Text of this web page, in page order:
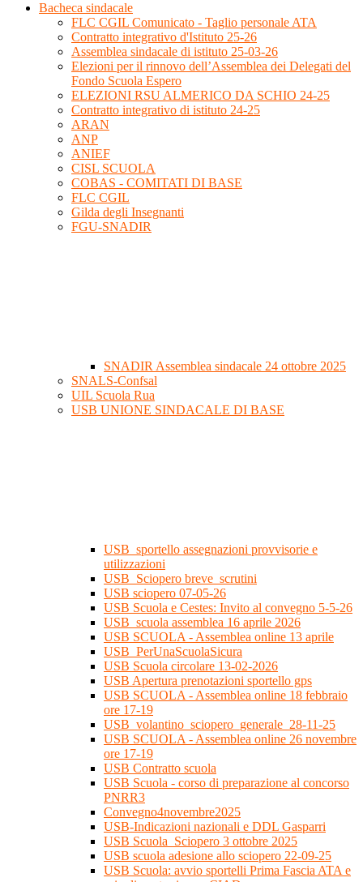
Bacheca sindacale
FLC CGIL Comunicato - Taglio personale ATA
Contratto integrativo d'Istituto 25-26
Assemblea sindacale di istituto 25-03-26
Elezioni per il rinnovo dell’Assemblea dei Delegati del
Fondo Scuola Espero
ELEZIONI RSU ALMERICO DA SCHIO 24-25
Contratto integrativo di istituto 24-25
ARAN
ANP
ANIEF
CISL SCUOLA
COBAS - COMITATI DI BASE
FLC CGIL
Gilda degli Insegnanti
FGU-SNADIR
SNADIR Assemblea sindacale 24 ottobre 2025
SNALS-Confsal
UIL Scuola Rua
USB UNIONE SINDACALE DI BASE
USB_sportello assegnazioni provvisorie e
utilizzazioni
USB_Sciopero breve_scrutini
USB sciopero 07-05-26
USB Scuola e Cestes: Invito al convegno 5-5-26
USB_scuola assemblea 16 aprile 2026
USB SCUOLA - Assemblea online 13 aprile
USB_PerUnaScuolaSicura
USB Scuola circolare 13-02-2026
USB Apertura prenotazioni sportello gps
USB SCUOLA - Assemblea online 18 febbraio
ore 17-19
USB_volantino_sciopero_generale_28-11-25
USB SCUOLA - Assemblea online 26 novembre
ore 17-19
USB Contratto scuola
USB Scuola - corso di preparazione al concorso
PNRR3
Convegno4novembre2025
USB-Indicazioni nazionali e DDL Gasparri
USB Scuola_Sciopero 3 ottobre 2025
USB scuola adesione allo sciopero 22-09-25
USB Scuola: avvio sportelli Prima Fascia ATA e